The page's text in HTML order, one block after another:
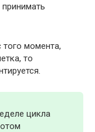
момента,
то
цикла